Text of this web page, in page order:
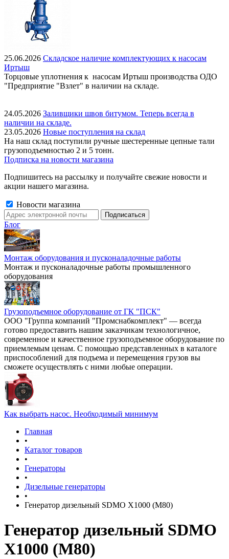
25.06.2026 Складское наличие комплектующих к насосам
Иртыш
Торцовые уплотнения к насосам Иртыш производства ОДО
"Предприятие "Взлет" в наличии на складе.
24.05.2026 Заливщики швов битумом. Теперь всегда в
наличии на складе.
23.05.2026 Новые поступления на склад
На наш склад поступили ручные шестеренные цепные тали
грузоподъемностью 2 и 5 тонн.
Подписка на новости магазина
Подпишитесь на рассылку и получайте свежие новости и
акции нашего магазина.
Новости магазина
Блог
Монтаж оборудования и пусконаладочные работы
Монтаж и пусконаладочные работы промышленного
оборудования
Грузоподъемное оборудование от ГК "ПСК"
ООО "Группа компаний "Промснабкомплект" — всегда
готово предоставить нашим заказчикам технологичное,
современное и качественное грузоподъемное оборудование по
приемлемым ценам. С помощью представленных в каталоге
приспособлений для подъема и перемещения грузов вы
сможете осуществлять с ними любые операции.
Как выбрать насос. Необходимый минимум
Главная
•
Каталог товаров
•
Генераторы
•
Дизельные генераторы
•
Генератор дизельный SDMO X1000 (M80)
Генератор дизельный SDMO
X1000 (M80)